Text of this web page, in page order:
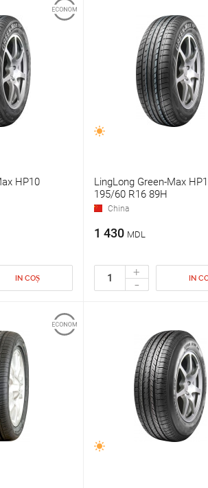
HP10
IN COȘ
LingLong Green-Max
195/60 R16 89H
China
1 430 MDL
+
- IN